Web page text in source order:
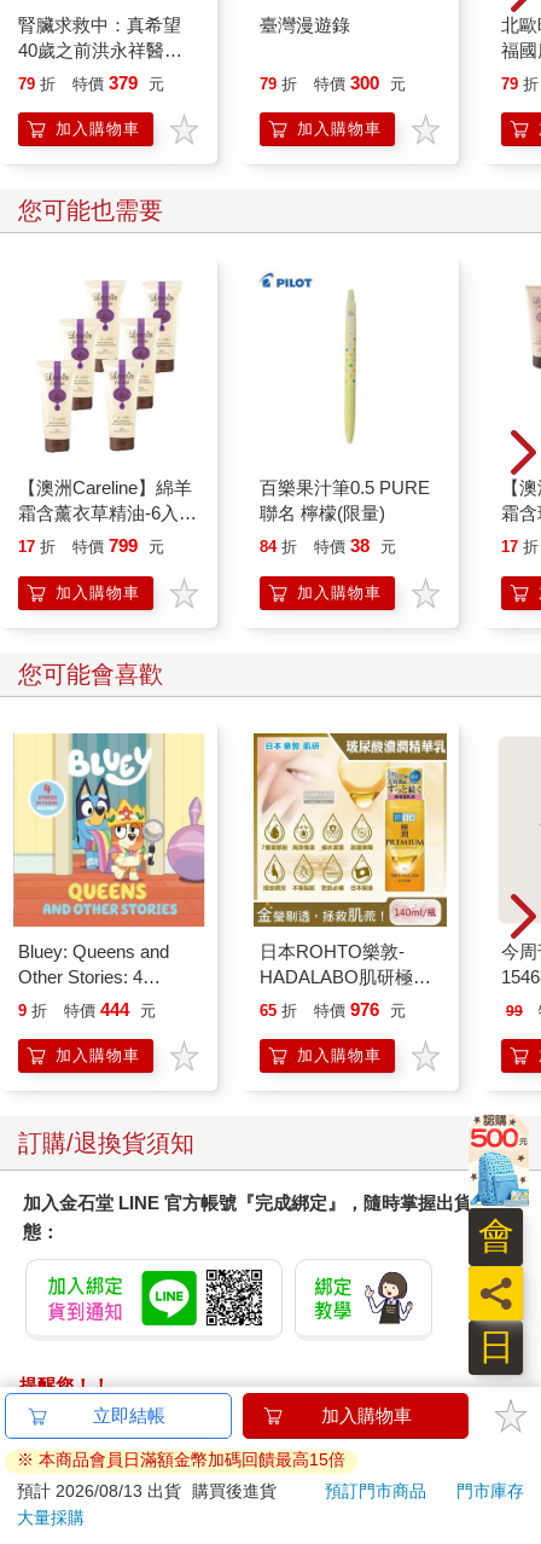
聽她這麼說，我為自己這麼被動的關心朋友，感到十分愧疚。但
仔細思考她的話語，我也有相同領悟：
我的人重重的傷害過，然後發現自己固執得很愚蠢。這些事情都
曾使我感覺自己面臨世界末日──當時都覺得老天爺對不起我──
我這麼努力，自己的所做所為似無瑕疵，為什麼還會判斷錯誤，
怨天尤人，不如接受現實。告訴自己：是的，這已是事實，那麼
妳想怎麼辦呢？
這樣的現實？而人生，總在接受現實後有了新的起點，靜靜的開
這是這些年來我所學會的最重要的事。活在現實，接受我們不願
接受卻已經發生的事，就好像接受比我們巨大幾億萬倍的冥王星
也可能不是行星的事實。
深深吸一口氣接受現實，多麼容易，又多麼艱辛。相信疤痕會痊
癒，相信時間的療癒力，相信自己還可以有小小努力。相信我們
所不願承受的一切畢竟已經來臨，然後，我們才能跟自己內心裡
受傷的靈魂交談，和全世界握手言歡，因為接受了那原以為不能
接受的事，我們的視線更寬廣，破繭而出的力道更強壯。
老鼠請別再撞牛角尖
每個人都會有像迷宮老鼠的時候──
只是撞門的頻率不同、用力大小不同，還有：老鼠要撞多久……
一清早，我才剛澆完花、餵完魚，就接到她的電話，聲音氣急敗
她說她快氣瘋了，一夜沒睡。
什麼事這麼讓人氣惱呢？「妳昨天沒赴約，我去了，不過我很懊
惱，我告訴妳，我真的很不高興……」
原來是這樣的：
自行創業的她跟幾個朋友眉飛色舞的談及該公司不久後即將新推
出的產品。另一位向來直率的友人小靜聽她說完後，說：「嗯，
我可以讓妳生意做得更好。」
聽來很善意的一句話。誰都希望能幫朋友，不是嗎？小靜是個創
意工作者，雖然與她的行業無關，但鬼點子很多，雖然常會天外
飛來一筆，但若願意跟她深談，也會有些很有建設性的意見出
現。
根本是個門外漢，憑什麼來教我。在大家面前這麼說，讓我很不
舒服。」
威，意味著「妳對這門生意應該很不知所措吧，我比妳知道該怎
麼辦」，顯現出一種倨傲的優越感。
「我很確定她沒這意思。妳啊，想像力豐富，沒來寫小說真可
惜。」我說：「小靜平時都說很佩服妳，只是想要看看能不能幫
點忙而已。」
「真的嗎……那我還真無聊……妳知道嗎？我昨天半夜越想越
氣，不好意思找人訴苦，竟然在家裡摔東西，把一個漂亮的琉璃
紙鎮摔壞了……」她的語氣變溫和了。
她也不是我碰過最嚴重的。另一位友人的專長是摔手機，不高興
不能表達，常把手機摔出工作室的窗外，今年已經摔了三支出
去，還好沒砸到人。
人在氣急敗壞時，都像發了瘋，根本不明白自己為何要這樣做。
難怪很多兇殺案的嫌犯都說自己著了魔，清醒之後才知犯了大
錯。
一個驚人大案的導火線，常只是一句話，說者無心，聽者有意，
腎臟求救中：真希望
40歲之前洪永祥醫師
就告訴我這些事
79 折 特價 379 元
加入購物車
臺灣漫遊錄
79 折 特價 300 元
加入購物車
北
福
79 折
您可能也需要
【澳洲Careline】綿羊
霜含薰衣草精油-6入組
100ml/瓶
17 折 特價 799 元
加入購物車
百樂果汁筆0.5 PURE
聯名 檸檬(限量)
84 折 特價 38 元
加入購物車
【
霜
E-6
17 折
您可能會喜歡
Bluey: Queens and
Other Stories: 4
Stories in 1 Book.
9 折 特價 444 元
加入購物車
日本ROHTO樂敦-
HADALABO肌研極潤
金緻7重玻尿酸高效保
140ml/金瓶(Premium
臉部肌膚護理乳霜,素
65 折 特價 976 元
加入購物車
今周
99
訂購/退換貨須知
加入金石堂 LINE 官方帳號『完成綁定』，隨時掌握出貨動
態：
提醒您！！
金石堂及銀行均不會請您操作ATM! 如接獲電話要求您前往
ATM提款機，請不要聽從指示，以免受騙上當！
退換貨須知：
**提醒您，鑑賞期不等於試用期，退回商品須為全新狀態**
立即結帳 加入購物車
※ 本商品會員日滿額金幣加碼回饋最高15倍
預計 2026/08/13 出貨
購買後進貨 預訂門市商品
門市庫存
大量採購
日
員
會